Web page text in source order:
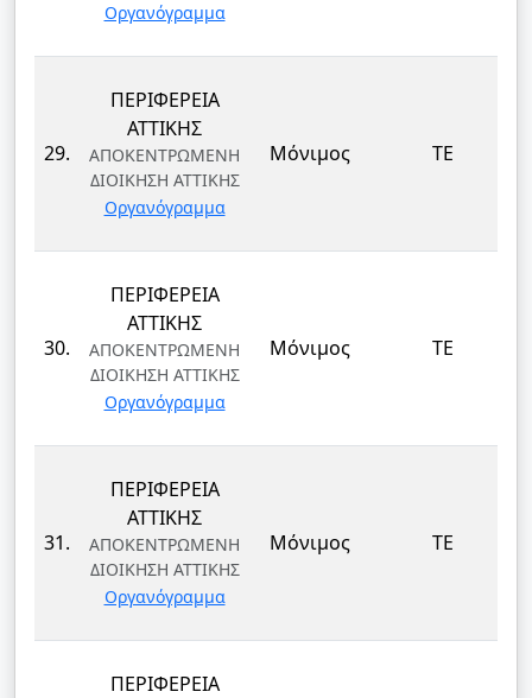
Οργανόγραμμα
29.
ΠΕΡΙΦΕΡΕΙΑ
ΑΤΤΙΚΗΣ
ΑΠΟΚΕΝΤΡΩΜΕΝΗ
ΔΙΟΙΚΗΣΗ ΑΤΤΙΚΗΣ
Οργανόγραμμα
Μόνιμος ΤΕ
30.
ΠΕΡΙΦΕΡΕΙΑ
ΑΤΤΙΚΗΣ
ΑΠΟΚΕΝΤΡΩΜΕΝΗ
ΔΙΟΙΚΗΣΗ ΑΤΤΙΚΗΣ
Οργανόγραμμα
Μόνιμος ΤΕ
31.
ΠΕΡΙΦΕΡΕΙΑ
ΑΤΤΙΚΗΣ
ΑΠΟΚΕΝΤΡΩΜΕΝΗ
ΔΙΟΙΚΗΣΗ ΑΤΤΙΚΗΣ
Οργανόγραμμα
Μόνιμος ΤΕ
ΠΕΡΙΦΕΡΕΙΑ